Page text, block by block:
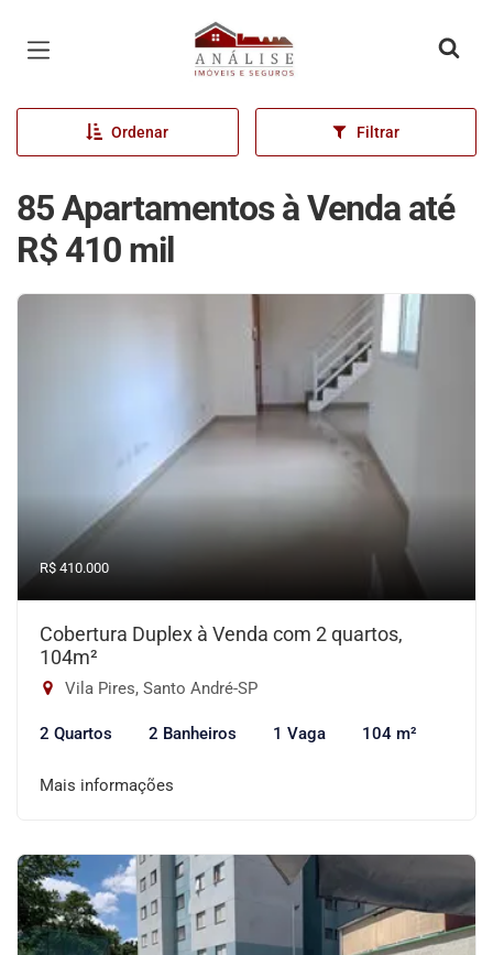
Página inicial
Ordenar Filtrar
85 Apartamentos à Venda até
R$ 410 mil
R$ 410.000
Cobertura Duplex à Venda com 2 quartos,
104m²
Vila Pires, Santo André-SP
2 Quartos 2 Banheiros 1 Vaga 104 m²
Mais informações